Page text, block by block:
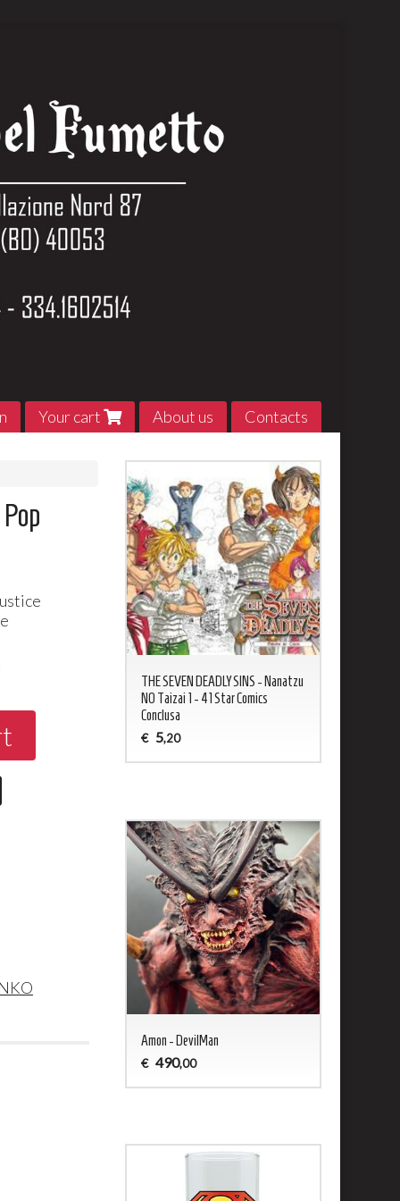
Your cart About us Contacts
NEVERLAND 1 - 20
THE SEVEN DEADLY SINS - Nanatzu
NO Taizai 1 - 41 Star Comics
Conclusa
€ 5,20
Amon - DevilMan
€ 490,00